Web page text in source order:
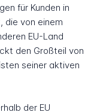
für Kunden in
die von einem
EU-Land
den Großteil von
seiner aktiven
der EU